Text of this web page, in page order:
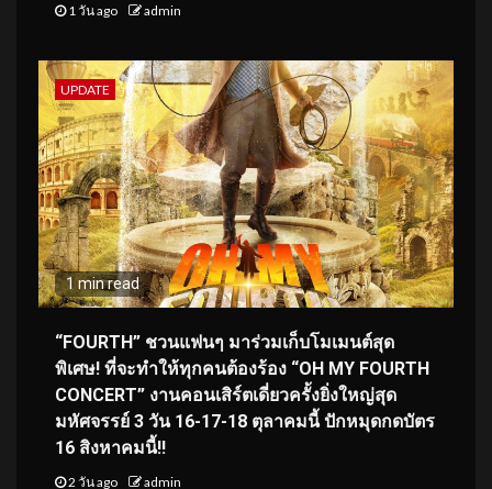
1 วัน ago admin
UPDATE
1 min read
“FOURTH” ชวนแฟนๆ มาร่วมเก็บโมเมนต์สุด
พิเศษ! ที่จะทำให้ทุกคนต้องร้อง “OH MY FOURTH
CONCERT” งานคอนเสิร์ตเดี่ยวครั้งยิ่งใหญ่สุด
มหัศจรรย์ 3 วัน 16-17-18 ตุลาคมนี้ ปักหมุดกดบัตร
16 สิงหาคมนี้!!
2 วัน ago admin